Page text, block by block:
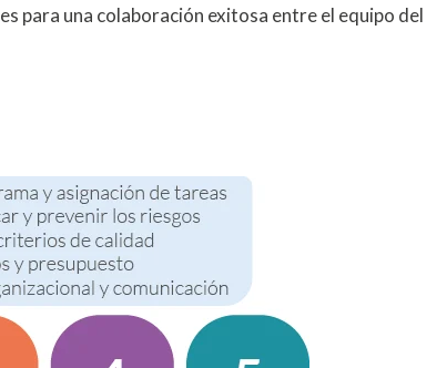
para una colaboración exitosa entre el equipo del